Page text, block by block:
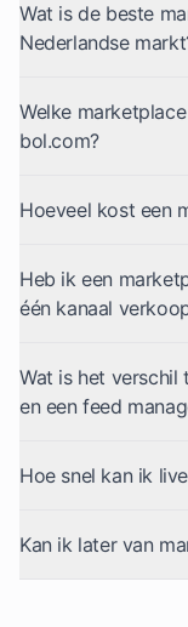
Wat is de beste
Nederlandse
Welke
bol.com?
Hoeveel kost een
Heb ik een
één kanaal
Wat is het verschil
en een feed
Hoe snel kan ik
Kan ik later van